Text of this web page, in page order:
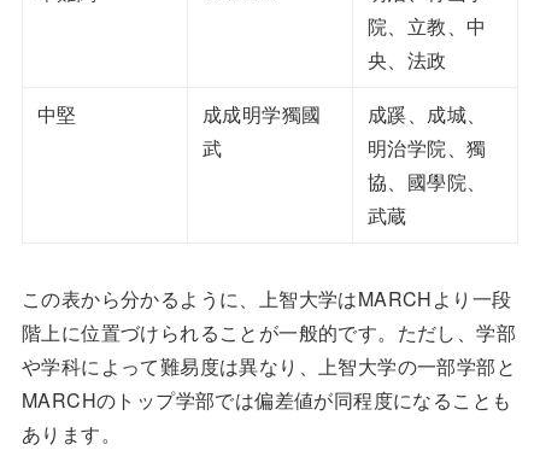
院、立教、中
央、法政
中堅
成成明学獨國
武
成蹊、成城、
明治学院、獨
協、國學院、
武蔵
この表から分かるように、上智大学はMARCHより一段
階上に位置づけられることが一般的です。ただし、学部
や学科によって難易度は異なり、上智大学の一部学部と
MARCHのトップ学部では偏差値が同程度になることも
あります。